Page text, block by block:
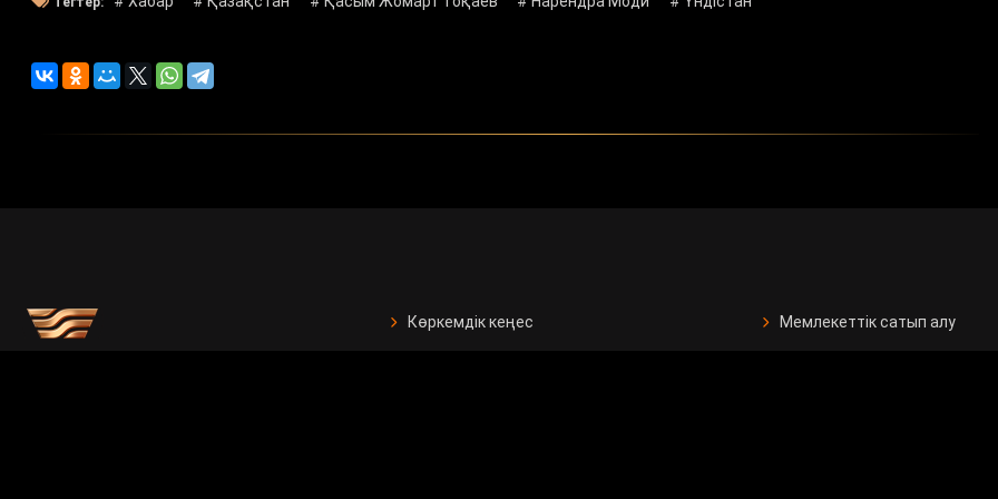
Көркемдік кеңес Мемлекеттік сатып алу